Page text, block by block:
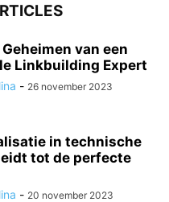
van een
Linkbuilding Expert
- 26 november 2023
in technische
tot de perfecte
- 20 november 2023